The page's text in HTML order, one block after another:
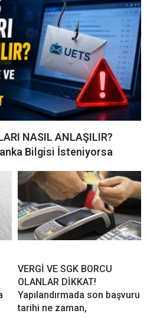
NASIL ANLAŞILIR?
Bilgisi İsteniyorsa
VERGİ VE SGK BORCU
OLANLAR DİKKAT!
Yapılandırmada son başvuru
tarihi ne zaman,